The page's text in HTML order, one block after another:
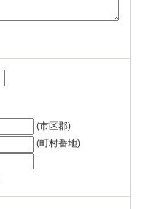
(市区郡)
(町村番地)